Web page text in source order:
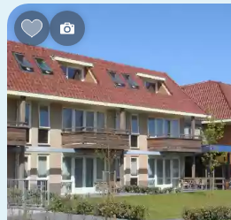
Zum Wasser
1 2
Zu öffentlichen Verkehrsmitteln
0,2 0,5 1 2
Unterkunft